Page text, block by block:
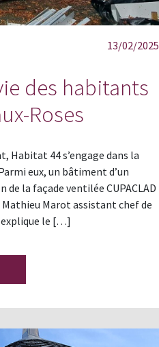
13/02/2025
des habitants
Roses
Habitat 44 s’engage dans la
eux, un bâtiment d’un
la façade ventilée CUPACLAD
Mathieu Marot assistant chef de
explique le […]